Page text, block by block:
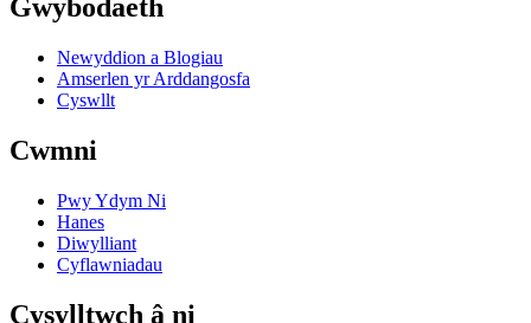
Gwybodaeth
Newyddion a Blogiau
Amserlen yr Arddangosfa
Cyswllt
Cwmni
Pwy Ydym Ni
Hanes
Diwylliant
Cyflawniadau
Cysylltwch â ni